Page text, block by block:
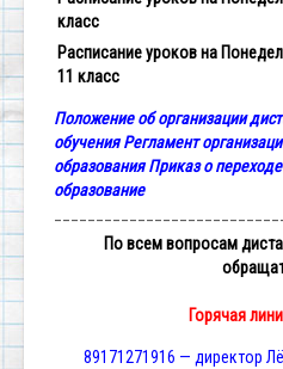
класс
Расписание уроков на
11 класс
Положение об организации
обучения Регламент
образования Приказ о
образование
По всем вопросам
Горячая
89171271916 — директор